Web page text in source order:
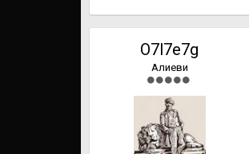
O7l7e7g
Алиеви